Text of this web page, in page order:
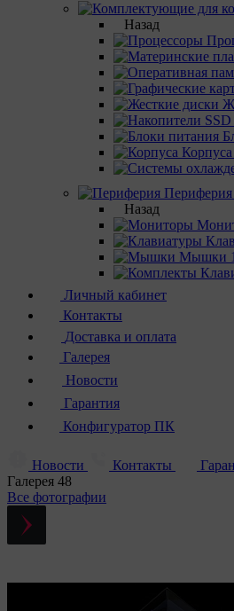
Назад
Корпуса
Периферия
Назад
Мышки
Личный кабинет
Контакты
Доставка и оплата
Галерея
Новости
Гарантия
Конфигуратор ПК
Новости Контакты
Галерея 48
Все фотографии